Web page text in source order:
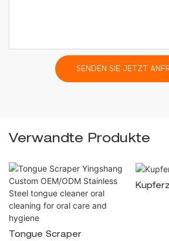
SENDEN SIE JETZT
Verwandte Produkte
Tongue Scraper